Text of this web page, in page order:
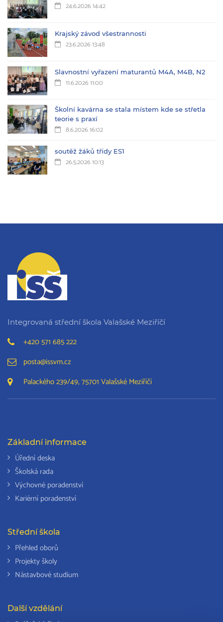
24.6.2026 14:42
Krajský závod všestrannosti
23.6.2026 13:48
Slavnostní vyřazení maturantů M4A, M4B, N2
11.6.2026 11:00
Školní kavárna se stala místem kde se střetla
teorie s praxí
8.6.2026 16:02
soutěž žáků třídy ES1
26.5.2026 10:13
Integrovaná střední škola Valašské Meziříčí
+420 571 685 222
posta@issvm.cz
Palackého 239/49, 75701 Valašské Meziříčí
Základní informace
Úřední deska
Školská rada
Výchovné poradenství
Kariérní poradenství
Střední škola
Přehled oborů
Projekty školy
Nástavbové studium
Další vzdělání